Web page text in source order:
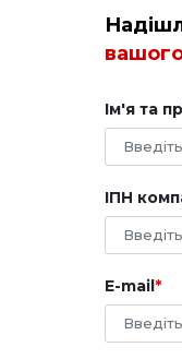
Ім'я та
ІПН
E-mail